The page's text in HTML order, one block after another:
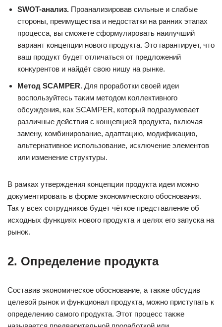
SWOT-анализ. Проанализировав сильные и слабые
стороны, преимущества и недостатки на ранних этапах
процесса, вы сможете сформулировать наилучший
вариант концепции нового продукта. Это гарантирует, что
ваш продукт будет отличаться от предложений
конкурентов и найдёт свою нишу на рынке.
Метод SCAMPER. Для проработки своей идеи
воспользуйтесь таким методом коллективного
обсуждения, как SCAMPER, который подразумевает
различные действия с концепцией продукта, включая
замену, комбинирование, адаптацию, модификацию,
альтернативное использование, исключение элементов
или изменение структуры.
В рамках утверждения концепции продукта идеи можно
документировать в форме экономического обоснования.
Так у всех сотрудников будет чёткое представление об
исходных функциях нового продукта и целях его запуска на
рынок.
2. Определение продукта
Составив экономическое обоснование, а также обсудив
целевой рынок и функционал продукта, можно приступать к
определению самого продукта. Этот процесс также